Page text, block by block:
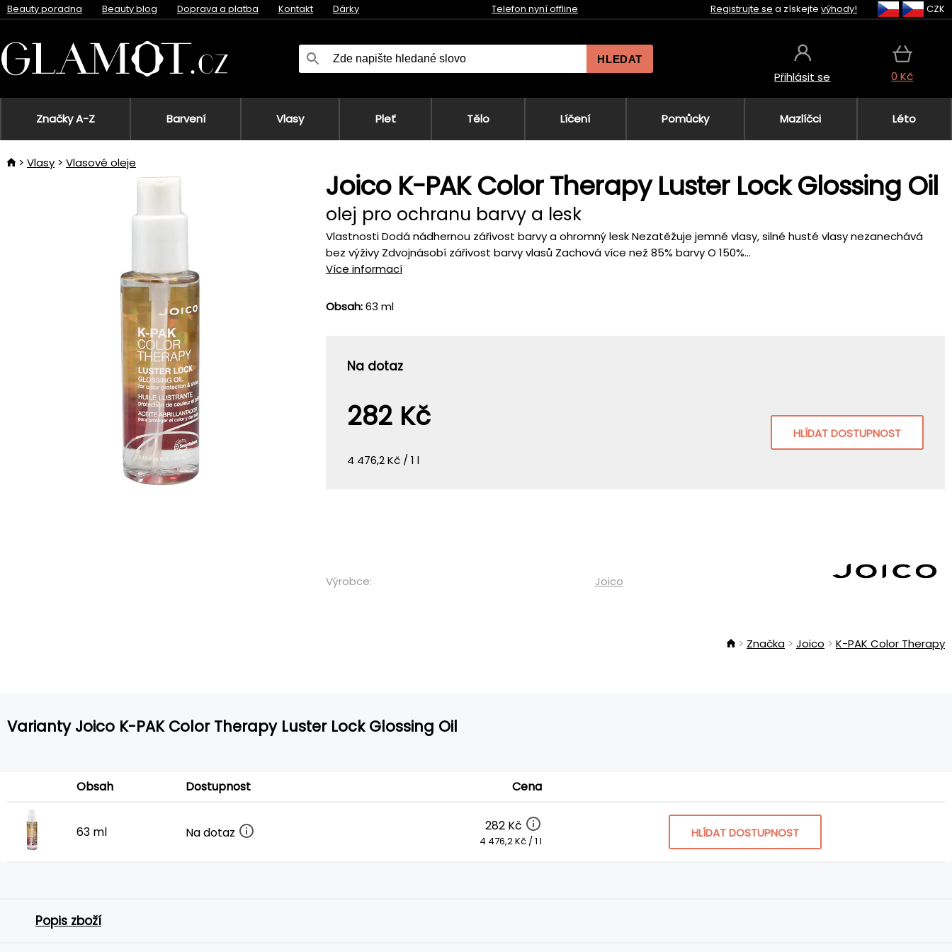
Beauty poradna Beauty blog Doprava a platba Kontakt Dárky Telefon nyní offline Registrujte se a získejte výhody! CZK
HLEDAT
Přihlásit se 0 Kč
Značky A-Z Barvení Vlasy Pleť Tělo Líčení Pomůcky Mazlíčci Léto
Vlasy Vlasové oleje
Joico K-PAK Color Therapy Luster Lock Glossing Oil
olej pro ochranu barvy a lesk
Vlastnosti Dodá nádhernou zářivost barvy a ohromný lesk Nezatěžuje jemné vlasy, silné husté vlasy nezanechává
bez výživy Zdvojnásobí zářivost barvy vlasů Zachová více než 85% barvy O 150%...
Více informací
Obsah:63 ml
Na dotaz
282 Kč
4 476,2 Kč / 1 l
HLÍDAT DOSTUPNOST
Výrobce: Joico
Značka Joico K-PAK Color Therapy
Varianty Joico K-PAK Color Therapy Luster Lock Glossing Oil
Obsah Dostupnost Cena
63 ml Na dotaz 282 Kč
4 476,2 Kč / 1 l
HLÍDAT DOSTUPNOST
Popis zboží